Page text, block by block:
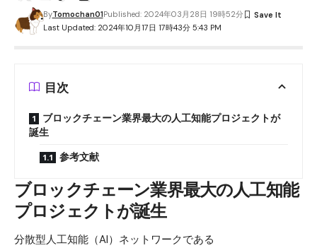
Last Updated: 2024年10月17日 17時43分 5:43 PM
ByTomochan01Published: 2024年03月28日 19時52分
目次
ブロックチェーン業界最大の人工知能プロジェクトが
誕生
参考文献
ブロックチェーン業界最大の人工知能
プロジェクトが誕生
分散型人工知能（AI）ネットワークである